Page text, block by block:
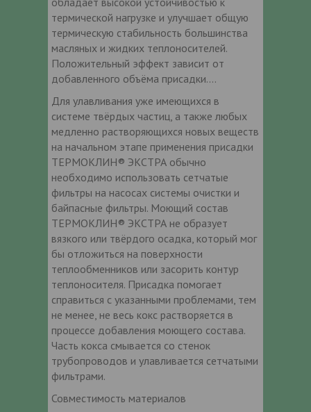
термической нагрузке и улучшает общую
термическую стабильность большинства
масляных и жидких теплоносителей.
Положительный эффект зависит от
добавленного объёма присадки.…
Для улавливания уже имеющихся в
системе твёрдых частиц, а также любых
медленно растворяющихся новых веществ
на начальном этапе применения присадки
ТЕРМОКЛИН® ЭКСТРА обычно
необходимо использовать сетчатые
фильтры на насосах системы очистки и
байпасные фильтры. Моющий состав
ТЕРМОКЛИН® ЭКСТРА не образует
вязкого или твёрдого осадка, который мог
бы отложиться на поверхности
теплообменников или засорить контур
теплоносителя. Присадка помогает
справиться с указанными проблемами, тем
не менее, не весь кокс растворяется в
процессе добавления моющего состава.
Часть кокса смывается со стенок
трубопроводов и улавливается сетчатыми
фильтрами.
Совместимость материалов